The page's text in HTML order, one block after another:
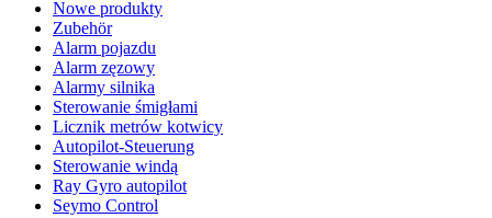
Nowe produkty
Zubehör
Alarm pojazdu
Alarm zęzowy
Alarmy silnika
Sterowanie śmigłami
Licznik metrów kotwicy
Autopilot-Steuerung
Sterowanie windą
Ray Gyro autopilot
Seymo Control